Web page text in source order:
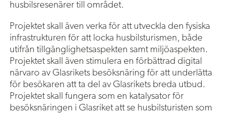
husbilsresenärer till området.
Projektet skall även verka för att utveckla den fysiska
infrastrukturen för att locka husbilsturismen, både
utifrån tillgänglighetsaspekten samt miljöaspekten.
Projektet skall även stimulera en förbättrad digital
närvaro av Glasrikets besöksnäring för att underlätta
för besökaren att ta del av Glasrikets breda utbud.
Projektet skall fungera som en katalysator för
besöksnäringen i Glasriket att se husbilsturisten som